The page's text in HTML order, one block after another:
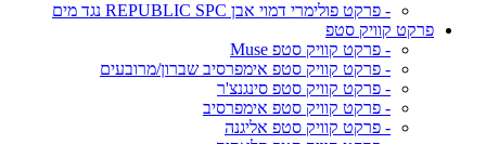
- פרקט פולימרי דמוי אבן REPUBLIC SPC נגד מים
פרקט קוויק סטפ
- פרקט קוויק סטפ Muse
- פרקט קוויק סטפ אימפרסיב שברון/מרובעים
- פרקט קוויק סטפ סינגנצ'ר
- פרקט קוויק סטפ אימפרסיב
- פרקט קוויק סטפ אליגנה